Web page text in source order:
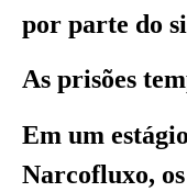
por parte do
As prisões
Em um
Narcofluxo,